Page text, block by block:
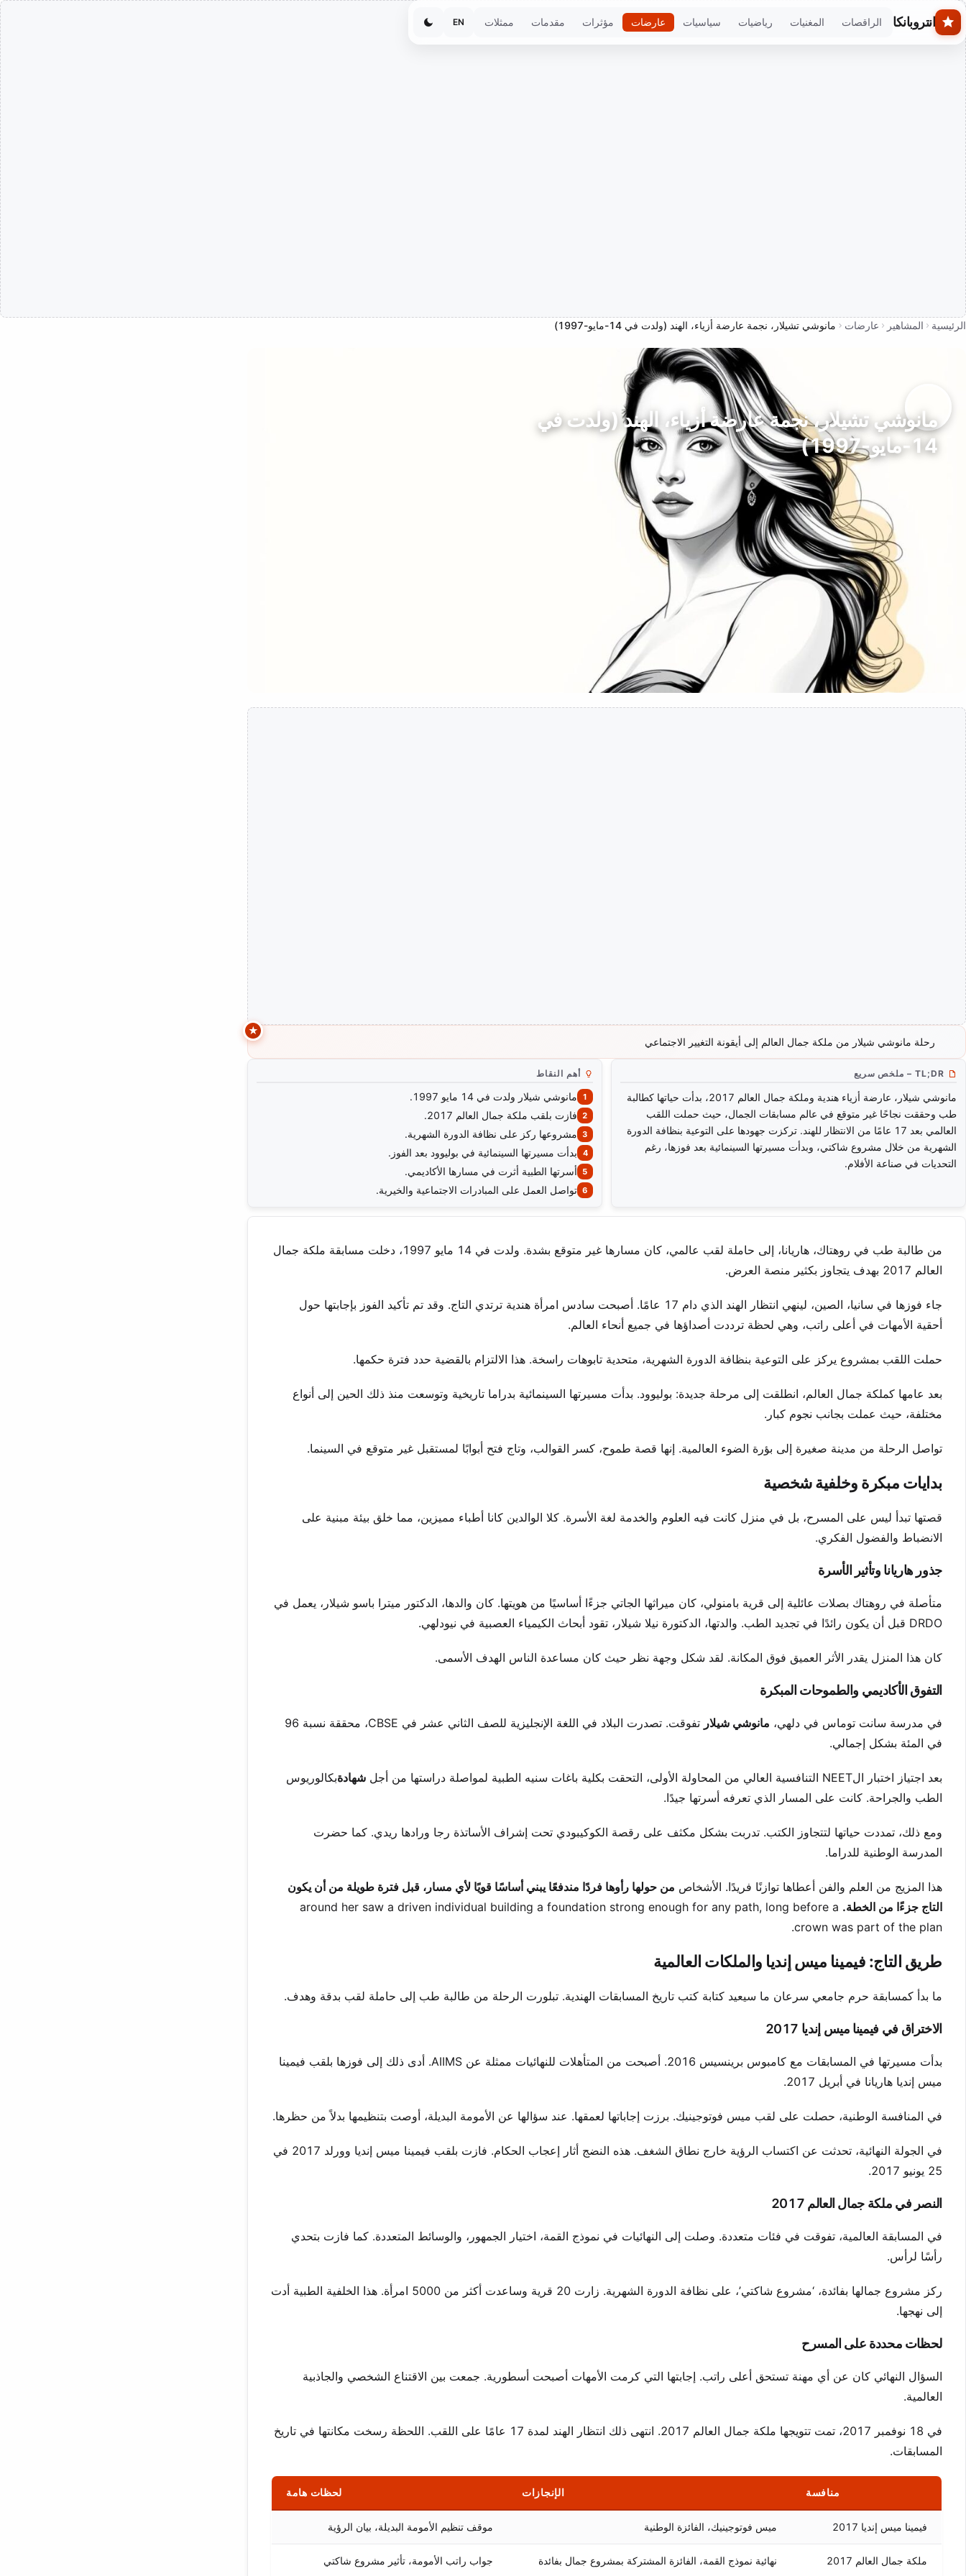
Skip to main content
انتروبانكا الراقصات المغنيات رياضيات سياسيات عارضات مؤثرات مقدمات ممثلات EN
الرئيسية المشاهير عارضات مانوشي تشيلار، نجمة عارضة أزياء، الهند (ولدت في 14-مايو-1997)
مانوشي تشيلار، نجمة عارضة أزياء، الهند (ولدت في
14-مايو-1997)
رحلة مانوشي شيلار من ملكة جمال العالم إلى أيقونة التغيير الاجتماعي
TL;DR – ملخص سريع
مانوشي شيلار، عارضة أزياء هندية وملكة جمال العالم 2017، بدأت حياتها كطالبة
طب وحققت نجاحًا غير متوقع في عالم مسابقات الجمال، حيث حملت اللقب
العالمي بعد 17 عامًا من الانتظار للهند. تركزت جهودها على التوعية بنظافة الدورة
الشهرية من خلال مشروع شاكتي، وبدأت مسيرتها السينمائية بعد فوزها، رغم
التحديات في صناعة الأفلام.
أهم النقاط
مانوشي شيلار ولدت في 14 مايو 1997.
فازت بلقب ملكة جمال العالم 2017.
مشروعها ركز على نظافة الدورة الشهرية.
بدأت مسيرتها السينمائية في بوليوود بعد الفوز.
أسرتها الطبية أثرت في مسارها الأكاديمي.
تواصل العمل على المبادرات الاجتماعية والخيرية.
من طالبة طب في روهتاك، هاريانا، إلى حاملة لقب عالمي، كان مسارها غير متوقع بشدة. ولدت في 14 مايو 1997، دخلت مسابقة ملكة جمال
العالم 2017 بهدف يتجاوز بكثير منصة العرض.
جاء فوزها في سانيا، الصين، لينهي انتظار الهند الذي دام 17 عامًا. أصبحت سادس امرأة هندية ترتدي التاج. وقد تم تأكيد الفوز بإجابتها حول
أحقية الأمهات في أعلى راتب، وهي لحظة ترددت أصداؤها في جميع أنحاء العالم.
حملت اللقب بمشروع يركز على التوعية بنظافة الدورة الشهرية، متحدية تابوهات راسخة. هذا الالتزام بالقضية حدد فترة حكمها.
بعد عامها كملكة جمال العالم، انطلقت إلى مرحلة جديدة: بوليوود. بدأت مسيرتها السينمائية بدراما تاريخية وتوسعت منذ ذلك الحين إلى أنواع
مختلفة، حيث عملت بجانب نجوم كبار.
تواصل الرحلة من مدينة صغيرة إلى بؤرة الضوء العالمية. إنها قصة طموح، كسر القوالب، وتاج فتح أبوابًا لمستقبل غير متوقع في السينما.
بدايات مبكرة وخلفية شخصية
قصتها تبدأ ليس على المسرح، بل في منزل كانت فيه العلوم والخدمة لغة الأسرة. كلا الوالدين كانا أطباء مميزين، مما خلق بيئة مبنية على
الانضباط والفضول الفكري.
جذور هاريانا وتأثير الأسرة
متأصلة في روهتاك بصلات عائلية إلى قرية بامنولي، كان ميراثها الجاتي جزءًا أساسيًا من هويتها. كان والدها، الدكتور ميترا باسو شيلار، يعمل في
DRDO قبل أن يكون رائدًا في تجديد الطب. والدتها، الدكتورة نيلا شيلار، تقود أبحاث الكيمياء العصبية في نيودلهي.
كان هذا المنزل يقدر الأثر العميق فوق المكانة. لقد شكل وجهة نظر حيث كان مساعدة الناس الهدف الأسمى.
التفوق الأكاديمي والطموحات المبكرة
في مدرسة سانت توماس في دلهي، مانوشي شيلار
تفوقت. تصدرت البلاد في اللغة الإنجليزية للصف الثاني عشر في CBSE، محققة نسبة 96
في المئة بشكل إجمالي.
بعد اجتياز اختبار الNEET التنافسية العالي من المحاولة الأولى، التحقت بكلية باغات سنيه الطبية لمواصلة دراستها من أجل شهادةبكالوريوس
الطب والجراحة. كانت على المسار الذي تعرفه أسرتها جيدًا.
ومع ذلك، تمددت حياتها لتتجاوز الكتب. تدربت بشكل مكثف على رقصة الكوكيبودي تحت إشراف الأساتذة رجا ورادها ريدي. كما حضرت
المدرسة الوطنية للدراما.
هذا المزيج من العلم والفن أعطاها توازنًا فريدًا. الأشخاص من حولها رأوها فردًا مندفعًا يبني أساسًا قويًا لأي مسار، قبل فترة طويلة من أن يكون
التاج جزءًا من الخطة. around her saw a driven individual building a foundation strong enough for any path, long before a
crown was part of the plan.
طريق التاج: فيمينا ميس إنديا والملكات العالمية
ما بدأ كمسابقة حرم جامعي سرعان ما سيعيد كتابة كتب تاريخ المسابقات الهندية. تبلورت الرحلة من طالبة طب إلى حاملة لقب بدقة وهدف.
الاختراق في فيمينا ميس إنديا 2017
بدأت مسيرتها في المسابقات مع كامبوس برينسيس 2016. أصبحت من المتأهلات للنهائيات ممثلة عن AIIMS. أدى ذلك إلى فوزها بلقب فيمينا
ميس إنديا هاريانا في أبريل 2017.
في المنافسة الوطنية، حصلت على لقب ميس فوتوجينيك. برزت إجاباتها لعمقها. عند سؤالها عن الأمومة البديلة، أوصت بتنظيمها بدلاً من حظرها.
في الجولة النهائية، تحدثت عن اكتساب الرؤية خارج نطاق الشغف. هذه النضج أثار إعجاب الحكام. فازت بلقب فيمينا ميس إنديا وورلد 2017 في
25 يونيو 2017.
النصر في ملكة جمال العالم 2017
في المسابقة العالمية، تفوقت في فئات متعددة. وصلت إلى النهائيات في نموذج القمة، اختيار الجمهور، والوسائط المتعددة. كما فازت بتحدي
رأسًا لرأس.
ركز مشروع جمالها بفائدة، ‘مشروع شاكتي’، على نظافة الدورة الشهرية. زارت 20 قرية وساعدت أكثر من 5000 امرأة. هذا الخلفية الطبية أدت
إلى نهجها.
لحظات محددة على المسرح
السؤال النهائي كان عن أي مهنة تستحق أعلى راتب. إجابتها التي كرمت الأمهات أصبحت أسطورية. جمعت بين الاقتناع الشخصي والجاذبية
العالمية.
في 18 نوفمبر 2017، تمت تتويجها ملكة جمال العالم 2017. انتهى ذلك انتظار الهند لمدة 17 عامًا على اللقب. اللحظة رسخت مكانتها في تاريخ
المسابقات.
منافسة الإنجازات لحظات هامة
فيمينا ميس إنديا 2017 ميس فوتوجينيك، الفائزة الوطنية موقف تنظيم الأمومة البديلة، بيان الرؤية
ملكة جمال العالم 2017 نهائية نموذج القمة، الفائزة المشتركة بمشروع جمال بفائدة جواب راتب الأمومة، تأثير مشروع شاكتي